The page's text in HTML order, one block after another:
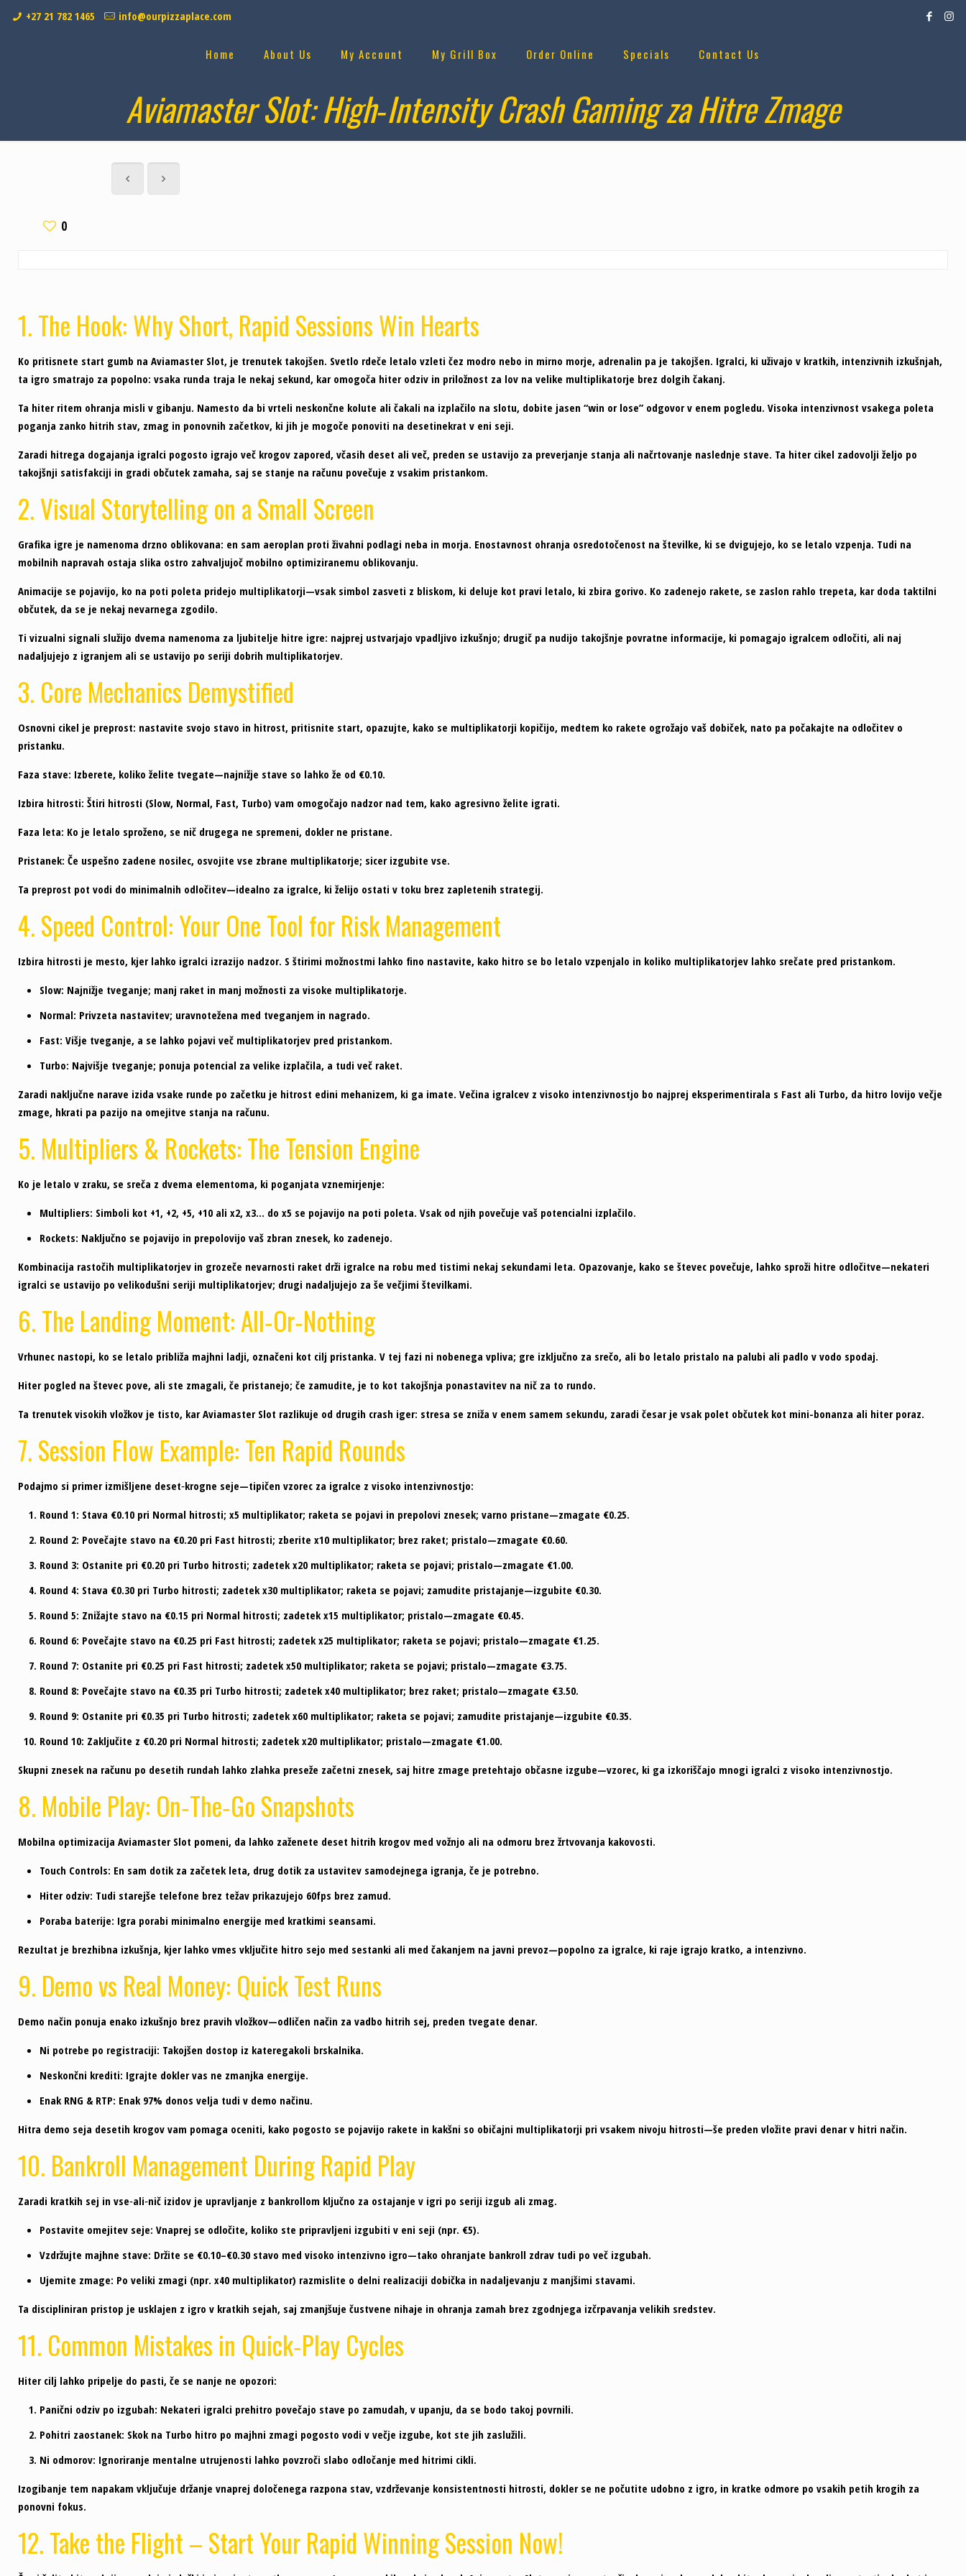
+27 21 782 1465 info@ourpizzaplace.com
Home About Us My Account My Grill Box Order Online Specials Contact Us
Aviamaster Slot: High‑Intensity Crash Gaming za Hitre Zmage
0
1. The Hook: Why Short, Rapid Sessions Win Hearts
Ko pritisnete start gumb na Aviamaster Slot, je trenutek takojšen. Svetlo rdeče letalo vzleti čez modro nebo in mirno morje, adrenalin pa je takojšen. Igralci, ki uživajo v kratkih, intenzivnih izkušnjah,
ta igro smatrajo za popolno: vsaka runda traja le nekaj sekund, kar omogoča hiter odziv in priložnost za lov na velike multiplikatorje brez dolgih čakanj.
Ta hiter ritem ohranja misli v gibanju. Namesto da bi vrteli neskončne kolute ali čakali na izplačilo na slotu, dobite jasen “win or lose” odgovor v enem pogledu. Visoka intenzivnost vsakega poleta
poganja zanko hitrih stav, zmag in ponovnih začetkov, ki jih je mogoče ponoviti na desetinekrat v eni seji.
Zaradi hitrega dogajanja igralci pogosto igrajo več krogov zapored, včasih deset ali več, preden se ustavijo za preverjanje stanja ali načrtovanje naslednje stave. Ta hiter cikel zadovolji željo po
takojšnji satisfakciji in gradi občutek zamaha, saj se stanje na računu povečuje z vsakim pristankom.
2. Visual Storytelling on a Small Screen
Grafika igre je namenoma drzno oblikovana: en sam aeroplan proti živahni podlagi neba in morja. Enostavnost ohranja osredotočenost na številke, ki se dvigujejo, ko se letalo vzpenja. Tudi na
mobilnih napravah ostaja slika ostro zahvaljujoč mobilno optimiziranemu oblikovanju.
Animacije se pojavijo, ko na poti poleta pridejo multiplikatorji—vsak simbol zasveti z bliskom, ki deluje kot pravi letalo, ki zbira gorivo. Ko zadenejo rakete, se zaslon rahlo trepeta, kar doda taktilni
občutek, da se je nekaj nevarnega zgodilo.
Ti vizualni signali služijo dvema namenoma za ljubitelje hitre igre: najprej ustvarjajo vpadljivo izkušnjo; drugič pa nudijo takojšnje povratne informacije, ki pomagajo igralcem odločiti, ali naj
nadaljujejo z igranjem ali se ustavijo po seriji dobrih multiplikatorjev.
3. Core Mechanics Demystified
Osnovni cikel je preprost: nastavite svojo stavo in hitrost, pritisnite start, opazujte, kako se multiplikatorji kopičijo, medtem ko rakete ogrožajo vaš dobiček, nato pa počakajte na odločitev o
pristanku.
Faza stave: Izberete, koliko želite tvegate—najnižje stave so lahko že od €0.10.
Izbira hitrosti: Štiri hitrosti (Slow, Normal, Fast, Turbo) vam omogočajo nadzor nad tem, kako agresivno želite igrati.
Faza leta: Ko je letalo sproženo, se nič drugega ne spremeni, dokler ne pristane.
Pristanek: Če uspešno zadene nosilec, osvojite vse zbrane multiplikatorje; sicer izgubite vse.
Ta preprost pot vodi do minimalnih odločitev—idealno za igralce, ki želijo ostati v toku brez zapletenih strategij.
4. Speed Control: Your One Tool for Risk Management
Izbira hitrosti je mesto, kjer lahko igralci izrazijo nadzor. S štirimi možnostmi lahko fino nastavite, kako hitro se bo letalo vzpenjalo in koliko multiplikatorjev lahko srečate pred pristankom.
Slow: Najnižje tveganje; manj raket in manj možnosti za visoke multiplikatorje.
Normal: Privzeta nastavitev; uravnotežena med tveganjem in nagrado.
Fast: Višje tveganje, a se lahko pojavi več multiplikatorjev pred pristankom.
Turbo: Najvišje tveganje; ponuja potencial za velike izplačila, a tudi več raket.
Zaradi naključne narave izida vsake runde po začetku je hitrost edini mehanizem, ki ga imate. Večina igralcev z visoko intenzivnostjo bo najprej eksperimentirala s Fast ali Turbo, da hitro lovijo večje
zmage, hkrati pa pazijo na omejitve stanja na računu.
5. Multipliers & Rockets: The Tension Engine
Ko je letalo v zraku, se sreča z dvema elementoma, ki poganjata vznemirjenje:
Multipliers: Simboli kot +1, +2, +5, +10 ali x2, x3… do x5 se pojavijo na poti poleta. Vsak od njih povečuje vaš potencialni izplačilo.
Rockets: Naključno se pojavijo in prepolovijo vaš zbran znesek, ko zadenejo.
Kombinacija rastočih multiplikatorjev in grozeče nevarnosti raket drži igralce na robu med tistimi nekaj sekundami leta. Opazovanje, kako se števec povečuje, lahko sproži hitre odločitve—nekateri
igralci se ustavijo po velikodušni seriji multiplikatorjev; drugi nadaljujejo za še večjimi številkami.
6. The Landing Moment: All‑Or‑Nothing
Vrhunec nastopi, ko se letalo približa majhni ladji, označeni kot cilj pristanka. V tej fazi ni nobenega vpliva; gre izključno za srečo, ali bo letalo pristalo na palubi ali padlo v vodo spodaj.
Hiter pogled na števec pove, ali ste zmagali, če pristanejo; če zamudite, je to kot takojšnja ponastavitev na nič za to rundo.
Ta trenutek visokih vložkov je tisto, kar Aviamaster Slot razlikuje od drugih crash iger: stresa se zniža v enem samem sekundu, zaradi česar je vsak polet občutek kot mini-bonanza ali hiter poraz.
7. Session Flow Example: Ten Rapid Rounds
Podajmo si primer izmišljene deset‑krogne seje—tipičen vzorec za igralce z visoko intenzivnostjo:
Round 1: Stava €0.10 pri Normal hitrosti; x5 multiplikator; raketa se pojavi in prepolovi znesek; varno pristane—zmagate €0.25.
Round 2: Povečajte stavo na €0.20 pri Fast hitrosti; zberite x10 multiplikator; brez raket; pristalo—zmagate €0.60.
Round 3: Ostanite pri €0.20 pri Turbo hitrosti; zadetek x20 multiplikator; raketa se pojavi; pristalo—zmagate €1.00.
Round 4: Stava €0.30 pri Turbo hitrosti; zadetek x30 multiplikator; raketa se pojavi; zamudite pristajanje—izgubite €0.30.
Round 5: Znižajte stavo na €0.15 pri Normal hitrosti; zadetek x15 multiplikator; pristalo—zmagate €0.45.
Round 6: Povečajte stavo na €0.25 pri Fast hitrosti; zadetek x25 multiplikator; raketa se pojavi; pristalo—zmagate €1.25.
Round 7: Ostanite pri €0.25 pri Fast hitrosti; zadetek x50 multiplikator; raketa se pojavi; pristalo—zmagate €3.75.
Round 8: Povečajte stavo na €0.35 pri Turbo hitrosti; zadetek x40 multiplikator; brez raket; pristalo—zmagate €3.50.
Round 9: Ostanite pri €0.35 pri Turbo hitrosti; zadetek x60 multiplikator; raketa se pojavi; zamudite pristajanje—izgubite €0.35.
Round 10: Zaključite z €0.20 pri Normal hitrosti; zadetek x20 multiplikator; pristalo—zmagate €1.00.
Skupni znesek na računu po desetih rundah lahko zlahka preseže začetni znesek, saj hitre zmage pretehtajo občasne izgube—vzorec, ki ga izkoriščajo mnogi igralci z visoko intenzivnostjo.
8. Mobile Play: On‑The‑Go Snapshots
Mobilna optimizacija Aviamaster Slot pomeni, da lahko zaženete deset hitrih krogov med vožnjo ali na odmoru brez žrtvovanja kakovosti.
Touch Controls: En sam dotik za začetek leta, drug dotik za ustavitev samodejnega igranja, če je potrebno.
Hiter odziv: Tudi starejše telefone brez težav prikazujejo 60fps brez zamud.
Poraba baterije: Igra porabi minimalno energije med kratkimi seansami.
Rezultat je brezhibna izkušnja, kjer lahko vmes vključite hitro sejo med sestanki ali med čakanjem na javni prevoz—popolno za igralce, ki raje igrajo kratko, a intenzivno.
9. Demo vs Real Money: Quick Test Runs
Demo način ponuja enako izkušnjo brez pravih vložkov—odličen način za vadbo hitrih sej, preden tvegate denar.
Ni potrebe po registraciji: Takojšen dostop iz kateregakoli brskalnika.
Neskončni krediti: Igrajte dokler vas ne zmanjka energije.
Enak RNG & RTP: Enak 97% donos velja tudi v demo načinu.
Hitra demo seja desetih krogov vam pomaga oceniti, kako pogosto se pojavijo rakete in kakšni so običajni multiplikatorji pri vsakem nivoju hitrosti—še preden vložite pravi denar v hitri način.
10. Bankroll Management During Rapid Play
Zaradi kratkih sej in vse‑ali‑nič izidov je upravljanje z bankrollom ključno za ostajanje v igri po seriji izgub ali zmag.
Postavite omejitev seje: Vnaprej se odločite, koliko ste pripravljeni izgubiti v eni seji (npr. €5).
Vzdržujte majhne stave: Držite se €0.10–€0.30 stavo med visoko intenzivno igro—tako ohranjate bankroll zdrav tudi po več izgubah.
Ujemite zmage: Po veliki zmagi (npr. x40 multiplikator) razmislite o delni realizaciji dobička in nadaljevanju z manjšimi stavami.
Ta discipliniran pristop je usklajen z igro v kratkih sejah, saj zmanjšuje čustvene nihaje in ohranja zamah brez zgodnjega izčrpavanja velikih sredstev.
11. Common Mistakes in Quick‑Play Cycles
Hiter cilj lahko pripelje do pasti, če se nanje ne opozori:
Panični odziv po izgubah: Nekateri igralci prehitro povečajo stave po zamudah, v upanju, da se bodo takoj povrnili.
Pohitri zaostanek: Skok na Turbo hitro po majhni zmagi pogosto vodi v večje izgube, kot ste jih zaslužili.
Ni odmorov: Ignoriranje mentalne utrujenosti lahko povzroči slabo odločanje med hitrimi cikli.
Izogibanje tem napakam vključuje držanje vnaprej določenega razpona stav, vzdrževanje konsistentnosti hitrosti, dokler se ne počutite udobno z igro, in kratke odmore po vsakih petih krogih za
ponovni fokus.
12. Take the Flight – Start Your Rapid Winning Session Now!